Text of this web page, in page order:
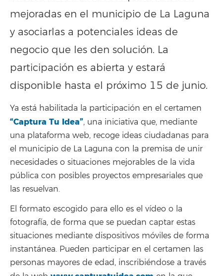
mejoradas en el municipio de La Laguna
y asociarlas a potenciales ideas de
negocio que les den solución. La
participación es abierta y estará
disponible hasta el próximo 15 de junio.
Ya está habilitada la participación en el certamen
“Captura Tu Idea”, una iniciativa que, mediante
una plataforma web, recoge ideas ciudadanas para
el municipio de La Laguna con la premisa de unir
necesidades o situaciones mejorables de la vida
pública con posibles proyectos empresariales que
las resuelvan.
El formato escogido para ello es el vídeo o la
fotografía, de forma que se puedan captar estas
situaciones mediante dispositivos móviles de forma
instantánea. Pueden participar en el certamen las
personas mayores de edad, inscribiéndose a través